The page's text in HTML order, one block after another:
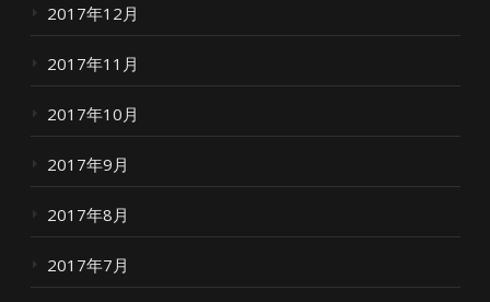
2017年12月
2017年11月
2017年10月
2017年9月
2017年8月
2017年7月